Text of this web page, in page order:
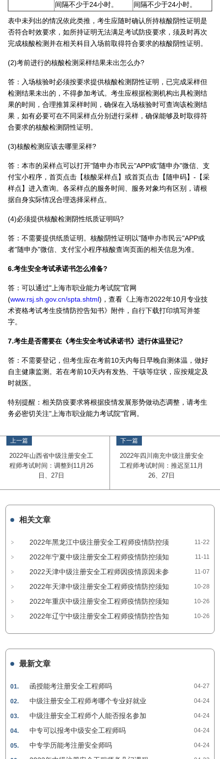
间隔不少于24小时。
间隔不少于24小时。
表中未列出的情况依此类推，考生应随时确认所持核酸阴性证明是
否符合时效要求，如所持证明无法满足考试防疫要求，须及时再次
完成核酸检测并在相关科目入场前取得符合要求的核酸阴性证明。
(2)考前进行的核酸检测采样结果未出怎么办?
答：入场核验时必须按要求提供核酸检测阴性证明，已完成采样但
检测结果未出的，不得参加考试。考生应根据检测机构出具检测结
果的时间，合理推算采样时间，确保在入场核验时可查询该检测结
果，如有必要可在不同采样点分别进行采样，确保能够及时取得符
合要求的核酸检测阴性证明。
(3)核酸检测应该去哪里采样?
答：本市的采样点可以打开"随申办市民云"APP或"随申办"微信、支
付宝小程序，首页点击【核酸采样点】或首页点击【随申码】-【采
样点】进入查询。各采样点的服务时间、服务对象均有区别，请根
据自身实际情况合理选择采样点。
(4)必须提供核酸检测阴性纸质证明吗?
答：不需要提供纸质证明。核酸阴性证明以"随申办市民云"APP或
者"随申办"微信、支付宝小程序核酸查询页面的相关信息为准。
6.考生安全考试承诺书怎么准备?
答：可以通过"上海市职业能力考试院"官网
(www.rsj.sh.gov.cn/spta.shtml)，查看《上海市2022年10月专业技
术资格考试考生疫情防控告知书》附件，自行下载打印填写并签
字。
7.考生是否需要在《考生安全考试承诺书》进行体温登记?
答：不需要登记，但考生应在考前10天内每日早晚自测体温，做好
自主健康监测。若在考前10天内有发热、干咳等症状，应按规定及
时就医。
特别提醒：相关防疫要求将根据疫情发展形势做动态调整，请考生
务必密切关注"上海市职业能力考试院"官网。
上一篇
2022年山西省中级注册安全工
程师考试时间：调整到11月26
日、27日
下一篇
2022年四川南充中级注册安全
工程师考试时间：推迟至11月
26、27日
相关文章
2022年黑龙江中级注册安全工程师疫情防控须
知
11-22
2022年宁夏中级注册安全工程师疫情防控须知 11-11
2022天津中级注册安全工程师因疫情原因未参
考的考生可退费或延长成绩有效期
11-07
2022年天津中级注册安全工程师疫情防控须知 10-28
2022年重庆中级注册安全工程师疫情防控须知 10-26
2022年辽宁中级注册安全工程师疫情防控告知
10-26
最新文章
01. 函授能考注册安全工程师吗 04-27
02. 中级注册安全工程师考哪个专业好就业 04-24
03. 中级注册安全工程师个人能否报名参加 04-24
04. 中专可以报考中级安全工程师吗 04-24
05. 中专学历能考注册安全师吗 04-24